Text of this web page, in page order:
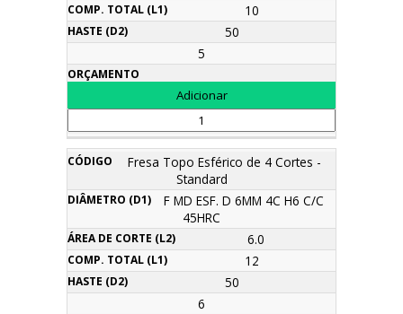
10
50
5
Fresa Topo Esférico de 4 Cortes -
Standard
F MD ESF. D 6MM 4C H6 C/C
45HRC
6.0
12
50
6